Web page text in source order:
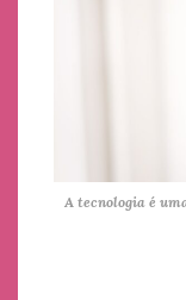
A tecnologia é